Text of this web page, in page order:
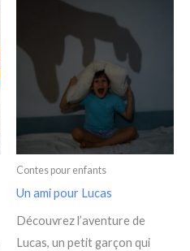
Contes pour enfants
Un ami pour Lucas
Découvrez l’aventure de
Lucas, un petit garçon qui